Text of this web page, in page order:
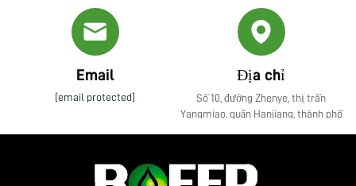
Email
[email protected]
Địa chỉ
Số 10, đường Zhenye, thị trấn
Yangmiao, quận Hanjiang, thành phố